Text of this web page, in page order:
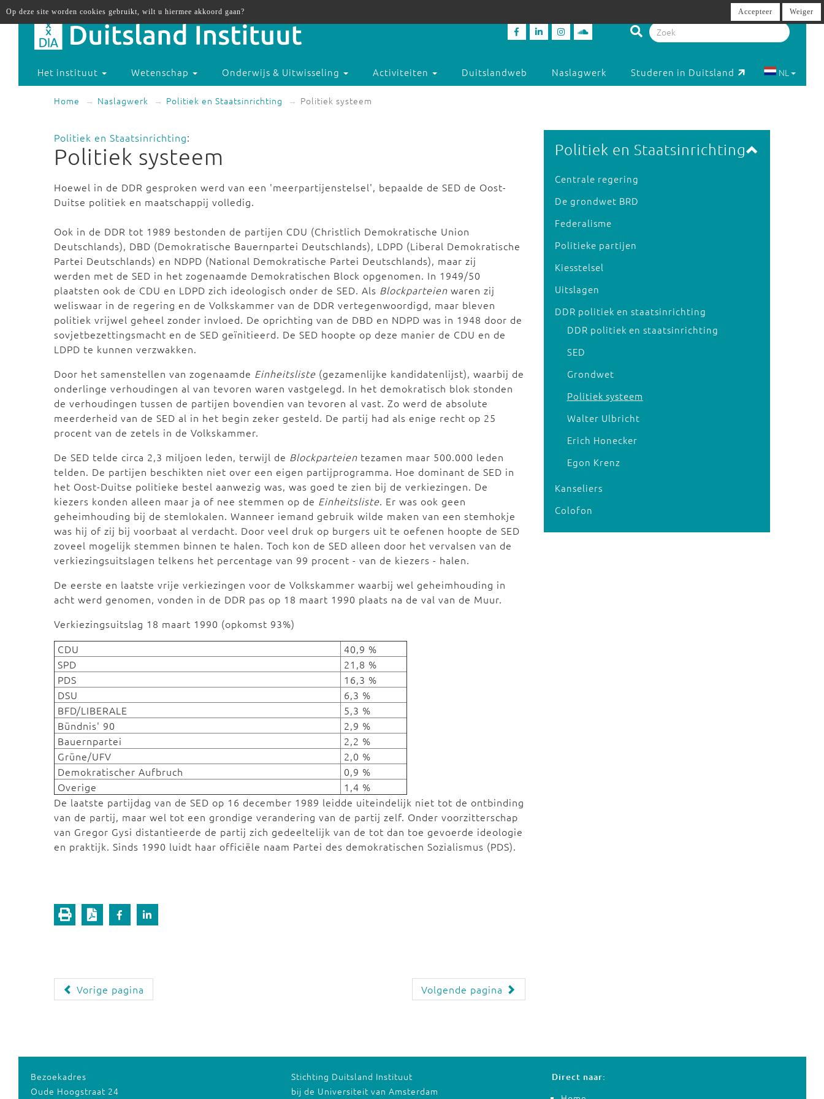
Het instituut Wetenschap Onderwijs & Uitwisseling Activiteiten Duitslandweb Naslagwerk Studeren in Duitsland NL
Home Naslagwerk Politiek en Staatsinrichting Politiek systeem
Politiek en Staatsinrichting:
Politiek systeem
Hoewel in de DDR gesproken werd van een 'meerpartijenstelsel', bepaalde de SED de Oost-
Duitse politiek en maatschappij volledig.
Ook in de DDR tot 1989 bestonden de partijen CDU (Christlich Demokratische Union
Deutschlands), DBD (Demokratische Bauernpartei Deutschlands), LDPD (Liberal Demokratische
Partei Deutschlands) en NDPD (National Demokratische Partei Deutschlands), maar zij
werden met de SED in het zogenaamde Demokratischen Block opgenomen. In 1949/50
plaatsten ook de CDU en LDPD zich ideologisch onder de SED. Als Blockparteien waren zij
weliswaar in de regering en de Volkskammer van de DDR vertegenwoordigd, maar bleven
politiek vrijwel geheel zonder invloed. De oprichting van de DBD en NDPD was in 1948 door de
sovjetbezettingsmacht en de SED geïnitieerd. De SED hoopte op deze manier de CDU en de
LDPD te kunnen verzwakken.
Door het samenstellen van zogenaamde Einheitsliste (gezamenlijke kandidatenlijst), waarbij de
onderlinge verhoudingen al van tevoren waren vastgelegd. In het demokratisch blok stonden
de verhoudingen tussen de partijen bovendien van tevoren al vast. Zo werd de absolute
meerderheid van de SED al in het begin zeker gesteld. De partij had als enige recht op 25
procent van de zetels in de Volkskammer.
De SED telde circa 2,3 miljoen leden, terwijl de Blockparteien tezamen maar 500.000 leden
telden. De partijen beschikten niet over een eigen partijprogramma. Hoe dominant de SED in
het Oost-Duitse politieke bestel aanwezig was, was goed te zien bij de verkiezingen. De
kiezers konden alleen maar ja of nee stemmen op de Einheitsliste. Er was ook geen
geheimhouding bij de stemlokalen. Wanneer iemand gebruik wilde maken van een stemhokje
was hij of zij bij voorbaat al verdacht. Door veel druk op burgers uit te oefenen hoopte de SED
zoveel mogelijk stemmen binnen te halen. Toch kon de SED alleen door het vervalsen van de
verkiezingsuitslagen telkens het percentage van 99 procent - van de kiezers - halen.
De eerste en laatste vrije verkiezingen voor de Volkskammer waarbij wel geheimhouding in
acht werd genomen, vonden in de DDR pas op 18 maart 1990 plaats na de val van de Muur.
Verkiezingsuitslag 18 maart 1990 (opkomst 93%)
CDU
40,9 %
SPD
21,8 %
PDS
16,3 %
DSU
6,3 %
BFD/LIBERALE
5,3 %
Bündnis' 90
2,9 %
Bauernpartei
2,2 %
Grüne/UFV
2,0 %
Demokratischer Aufbruch
0,9 %
Overige
1,4 %
De laatste partijdag van de SED op 16 december 1989 leidde uiteindelijk niet tot de ontbinding
van de partij, maar wel tot een grondige verandering van de partij zelf. Onder voorzitterschap
van Gregor Gysi distantieerde de partij zich gedeeltelijk van de tot dan toe gevoerde ideologie
en praktijk. Sinds 1990 luidt haar officiële naam Partei des demokratischen Sozialismus (PDS).
Vorige pagina Volgende pagina
Politiek en Staatsinrichting
Centrale regering
De grondwet BRD
Federalisme
Politieke partijen
Kiesstelsel
Uitslagen
DDR politiek en staatsinrichting
DDR politiek en staatsinrichting
SED
Grondwet
Politiek systeem
Walter Ulbricht
Erich Honecker
Egon Krenz
Kanseliers
Colofon
Bezoekadres
Oude Hoogstraat 24
Stichting Duitsland Instituut
bij de Universiteit van Amsterdam
Direct naar:
Op deze site worden cookies gebruikt, wilt u hiermee akkoord gaan? Accepteer Weiger